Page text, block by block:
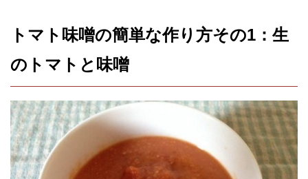
トマト味噌の簡単な作り方その1：生
のトマトと味噌